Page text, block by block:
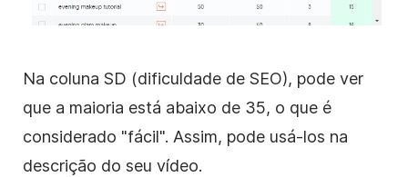
Na coluna SD (dificuldade de SEO), pode ver
que a maioria está abaixo de 35, o que é
considerado "fácil". Assim, pode usá-los na
descrição do seu vídeo.